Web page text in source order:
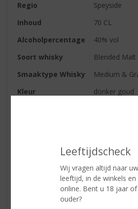
Leeftijdscheck
Wij vragen altijd naar uw
leeftijd, in de winkels
online. Bent u 18 jaar of
ouder?
Regio
Speyside
Inhoud
70 CL
Alcoholpercentage
40% vol
Soort whisky
Blended Malt
Smaaktype Whisky
Medium &
Kleur
donker goud
Reviews
Schrijf een review
Er zijn nog geen reviews geplaatst